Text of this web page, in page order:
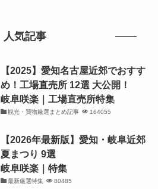
人気記事
【2025】愛知名古屋近郊でおすす
め！工場直売所 12選 大公開！
岐阜咲楽｜工場直売所特集
観光・買物厳選まとめ記事 164055
【2026年最新版】愛知・岐阜近郊
夏まつり 9選
岐阜咲楽｜特集
最新厳選特集 80485